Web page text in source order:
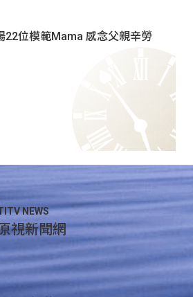
22位模範Mama 感念父親辛勞
NEWS
視新聞網